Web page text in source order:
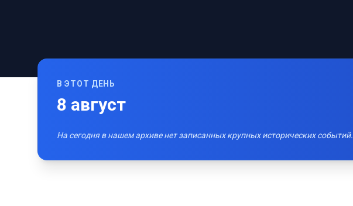
В ЭТОТ ДЕНЬ
8 август
На сегодня в нашем архиве нет записанных крупных исторических событий.